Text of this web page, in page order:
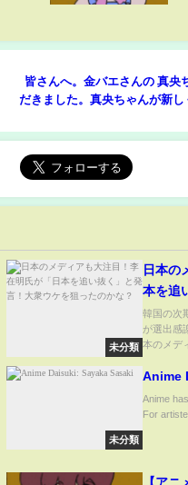
皆さんへ。金バエさんの 真央
だきました。真央ちゃんが新し
メールをする人がいて金
未分類
日本の
本を追
のかな
韓国の次
が選出感
本のメデ
未分類
Anime
Anime
For
【ア